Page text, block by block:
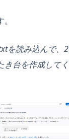
を読み込んで、
台を作成してく